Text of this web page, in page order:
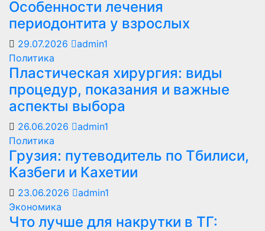
Особенности лечения
периодонтита у взрослых
29.07.2026
admin1
Политика
Пластическая хирургия: виды
процедур, показания и важные
аспекты выбора
26.06.2026
admin1
Политика
Грузия: путеводитель по Тбилиси,
Казбеги и Кахетии
23.06.2026
admin1
Экономика
Что лучше для накрутки в ТГ: